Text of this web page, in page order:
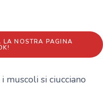
LA NOSTRA PAGINA
muscoli si ciucciano